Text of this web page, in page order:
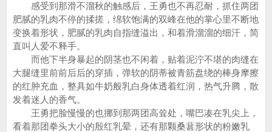
感受到那滑不溜秋的触感后，王勇也不再忍耐，抓住两团
肥腻的乳肉不停的揉搓，绵软饱满的双峰在他的掌心里不断地
变换着形状，肥腻的乳肉自指缝溢出，和着滑溜溜的细汗，简
直叫人爱不释手。
而他下半身暴起的阴茎也不闲着，贴着泥泞不堪的肉缝在
大腿缝里前前后后的穿插，弹软的阴蒂被青筋盘绕的棒身摩擦
的红肿充血，整具如牛奶般乳白身体透着红润，热气升腾，散
发着迷人的香气。
王勇把脸慢慢的也挪到那两团高耸处，嘴巴凑在乳尖上，
看着那团拳头大小的殷红乳晕，还有那颗桑葚形状的粉嫩乳